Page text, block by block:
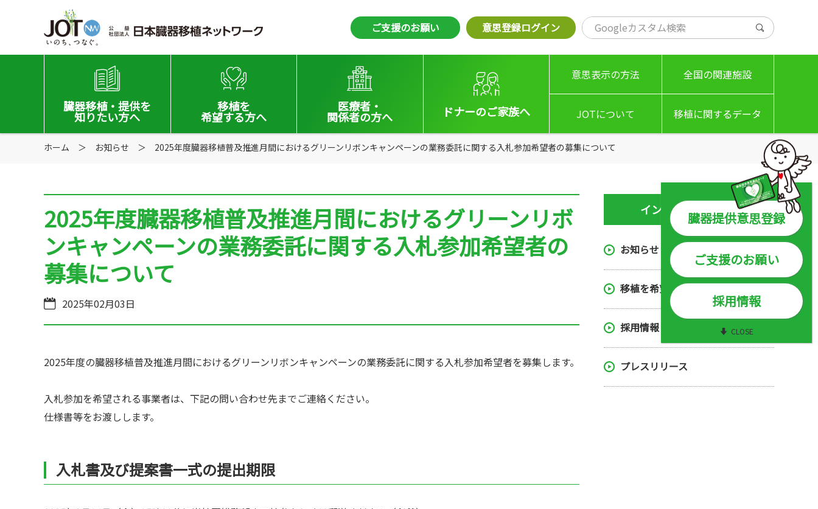
ご支援のお願い 意思登録ログイン
臓器移植・提供を
知りたい方へ
移植と提供とは
日本の移植事情
手記・映像ライブラリー
普及啓発グッズ
全国の関連施設
Green Ribbon Campaign
移植を
希望する方へ
移植希望登録をお考えの方へ
医療者・
関係者の方へ
医療者向けお知らせ
会員の皆さまへ
法令集&マニュアル
ドナーのご家族へ
意思表示の方法 全国の関連施設
JOTについて
基本理念
JOTの事業案内
組織図 / 名簿
業務・財務に関する資料
移植に関するデータ
臓器提供数 / 移植数
脳死での臓器提供
移植施設の実績等
ニュースレター
臓器提供・移植データブック
ホーム お知らせ 2025年度臓器移植普及推進月間におけるグリーンリボンキャンペーンの業務委託に関する入札参加希望者の募集について
2025年度臓器移植普及推進月間におけるグリーンリボ
ンキャンペーンの業務委託に関する入札参加希望者の
募集について
2025年02月03日
2025年度の臓器移植普及推進月間におけるグリーンリボンキャンペーンの業務委託に関する入札参加希望者を募集します。
入札参加を希望される事業者は、下記の問い合わせ先までご連絡ください。
仕様書等をお渡しします。
入札書及び提案書一式の提出期限
インフォメーション
お知らせ
移植を希望する方へ
採用情報
プレスリリース
臓器提供意思登録
ご支援のお願い
採用情報
CLOSE